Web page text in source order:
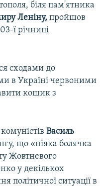
біля пам'ятника
Леніну, пройшов
ї річниці
сходами до
в Україні червоними
кошик з
Василь
що «ніяка болячка
Жовтневого
у декількох
політичної ситуації в